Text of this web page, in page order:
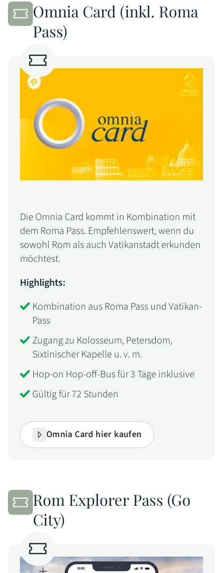
Omnia Card (inkl. Roma
Pass)
Die Omnia Card kommt in Kombination mit
dem Roma Pass. Empfehlenswert, wenn du
sowohl Rom als auch Vatikanstadt erkunden
möchtest.
Highlights:
Kombination aus Roma Pass und Vatikan-
Pass
Zugang zu Kolosseum, Petersdom,
Sixtinischer Kapelle u. v. m.
Hop-on Hop-off-Bus für 3 Tage inklusive
Gültig für 72 Stunden
Omnia Card hier kaufen
Rom Explorer Pass (Go
City)